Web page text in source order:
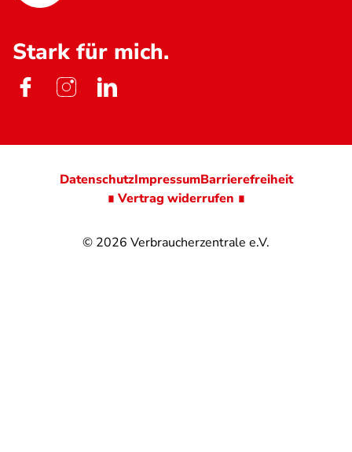
Stark für mich.
© 2026 Verbraucherzentrale e.V.
DatenschutzImpressumBarrierefreiheit
∎ Vertrag widerrufen ∎